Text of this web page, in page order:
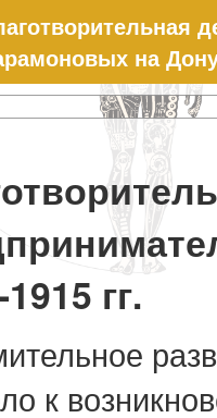
на
гг.
к